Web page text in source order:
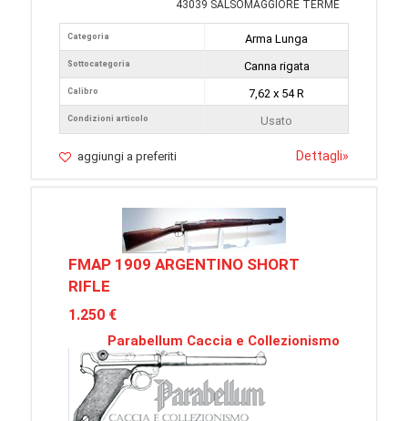
43039 SALSOMAGGIORE TERME
Categoria
Sottocategoria
Calibro
Condizioni articolo
Arma Lunga
Canna rigata
7,62 x 54 R
Usato
aggiungi a preferiti Dettagli»
FMAP 1909 ARGENTINO SHORT
RIFLE
1.250 €
Parabellum Caccia e Collezionismo